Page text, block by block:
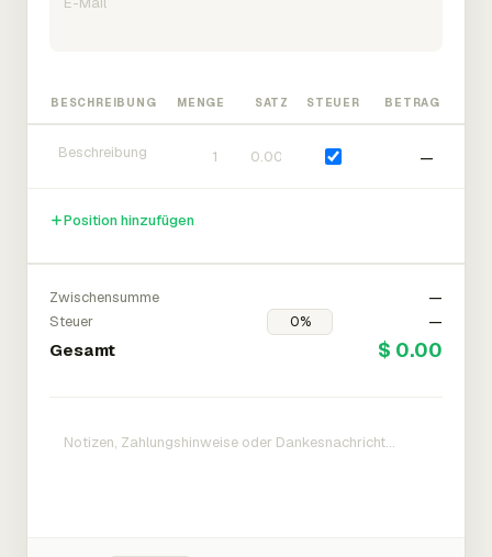
BESCHREIBUNG MENGE SATZ STEUER BETRAG
—
Position hinzufügen
Zwischensumme
—
Steuer
—
Gesamt $ 0.00